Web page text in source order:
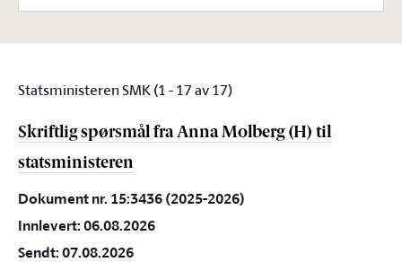
Statsministeren SMK(1 - 17 av 17)
Skriftlig spørsmål fra Anna Molberg (H) til
statsministeren
Dokument nr. 15:3436 (2025-2026)
Innlevert: 06.08.2026
Sendt: 07.08.2026